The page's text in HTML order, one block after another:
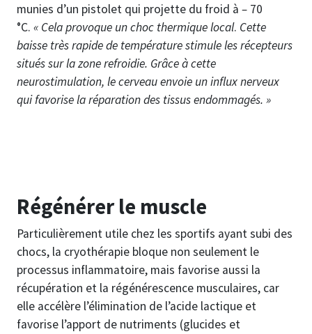
munies d’un pistolet qui projette du froid à – 70
°C. « Cela provoque un choc thermique local. Cette
baisse très rapide de température stimule les récepteurs
situés sur la zone refroidie. Grâce à cette
neurostimulation, le cerveau envoie un influx nerveux
qui favorise la réparation des tissus endommagés. »
Régénérer le muscle
Particulièrement utile chez les sportifs ayant subi des
chocs, la cryothérapie bloque non seulement le
processus inflammatoire, mais favorise aussi la
récupération et la régénérescence musculaires, car
elle accélère l’élimination de l’acide lactique et
favorise l’apport de nutriments (glucides et